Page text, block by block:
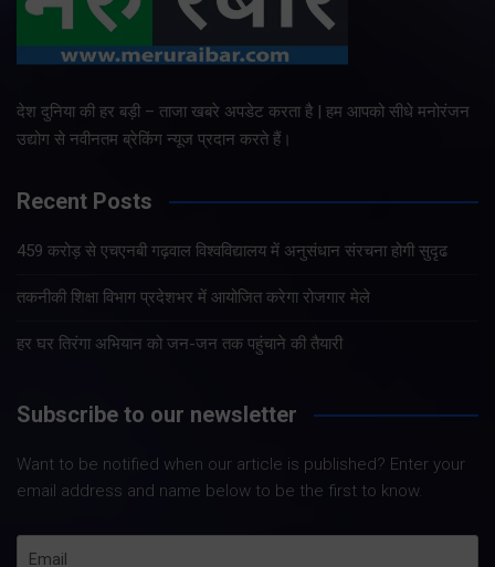
देश दुनिया की हर बड़ी – ताजा खबरे अपडेट करता है | हम आपको सीधे मनोरंजन
उद्योग से नवीनतम ब्रेकिंग न्यूज प्रदान करते हैं।
Recent Posts
459 करोड़ से एचएनबी गढ़वाल विश्वविद्यालय में अनुसंधान संरचना होगी सुदृढ
तकनीकी शिक्षा विभाग प्रदेशभर में आयोजित करेगा रोजगार मेले
हर घर तिरंगा अभियान को जन-जन तक पहुंचाने की तैयारी
Subscribe to our newsletter
Want to be notified when our article is published? Enter your
email address and name below to be the first to know.